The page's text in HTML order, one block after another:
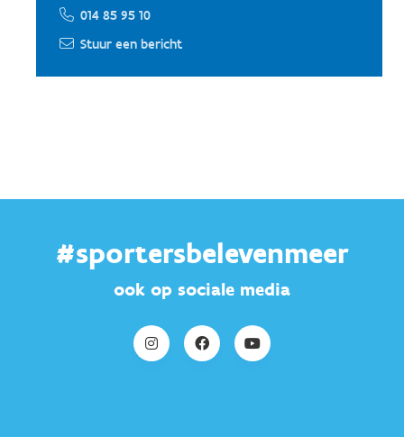
014 85 95 10
Stuur een bericht
#sportersbelevenmeer
ook op sociale media